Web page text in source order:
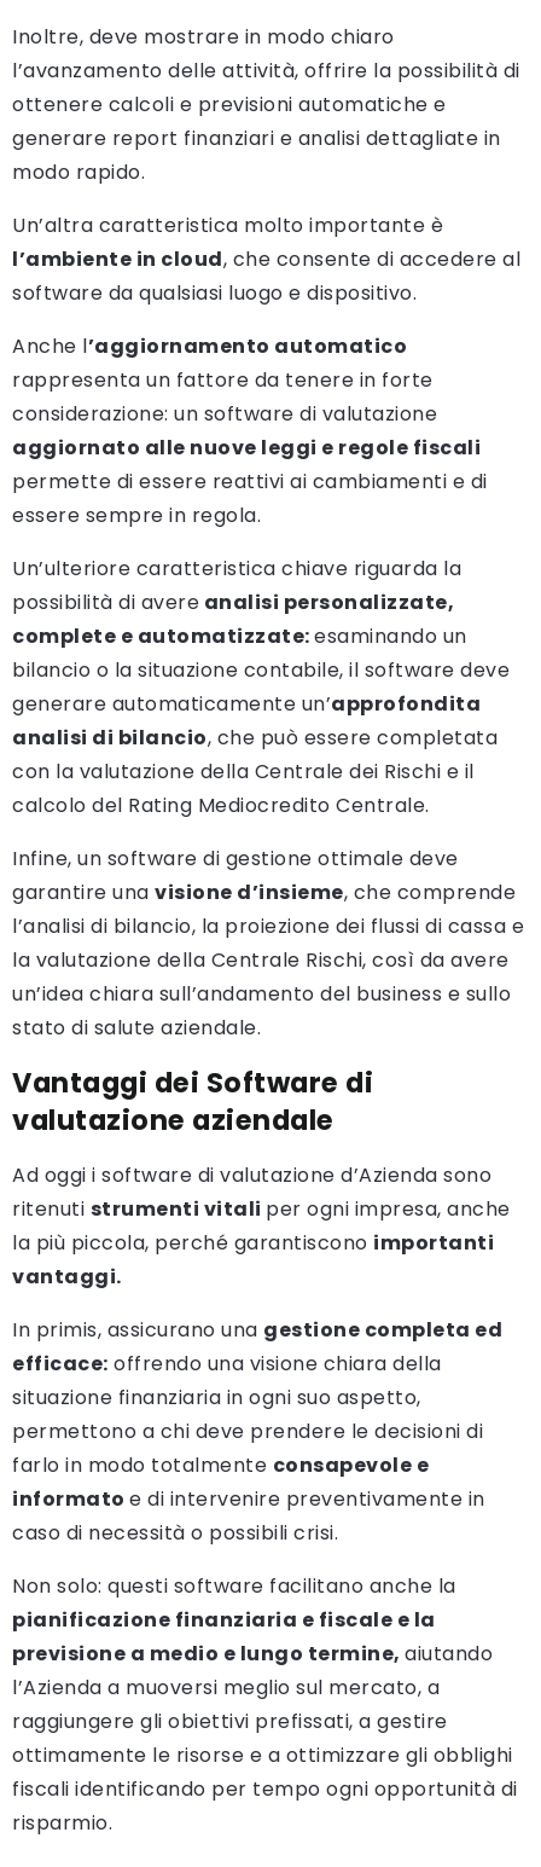
Inoltre, deve mostrare in modo chiaro
l’avanzamento delle attività, offrire la possibilità di
ottenere calcoli e previsioni automatiche e
generare report finanziari e analisi dettagliate in
modo rapido.
Un’altra caratteristica molto importante è
l’ambiente in cloud, che consente di accedere al
software da qualsiasi luogo e dispositivo.
Anche l’aggiornamento automatico
rappresenta un fattore da tenere in forte
considerazione: un software di valutazione
aggiornato alle nuove leggi e regole fiscali
permette di essere reattivi ai cambiamenti e di
essere sempre in regola.
Un’ulteriore caratteristica chiave riguarda la
possibilità di avere analisi personalizzate,
complete e automatizzate:esaminando un
bilancio o la situazione contabile, il software deve
generare automaticamente un’approfondita
analisi di bilancio, che può essere completata
con la valutazione della Centrale dei Rischi e il
calcolo del Rating Mediocredito Centrale.
Infine, un software di gestione ottimale deve
garantire una visione d’insieme, che comprende
l’analisi di bilancio, la proiezione dei flussi di cassa e
la valutazione della Centrale Rischi, così da avere
un’idea chiara sull’andamento del business e sullo
stato di salute aziendale.
Vantaggi dei Software di
valutazione aziendale
Ad oggi i software di valutazione d’Azienda sono
ritenuti strumenti vitali per ogni impresa, anche
la più piccola, perché garantiscono importanti
vantaggi.
In primis, assicurano una gestione completa ed
efficace: offrendo una visione chiara della
situazione finanziaria in ogni suo aspetto,
permettono a chi deve prendere le decisioni di
farlo in modo totalmente consapevole e
informato e di intervenire preventivamente in
caso di necessità o possibili crisi.
Non solo: questi software facilitano anche la
pianificazione finanziaria e fiscale e la
previsione a medio e lungo termine, aiutando
l’Azienda a muoversi meglio sul mercato, a
raggiungere gli obiettivi prefissati, a gestire
ottimamente le risorse e a ottimizzare gli obblighi
fiscali identificando per tempo ogni opportunità di
risparmio.